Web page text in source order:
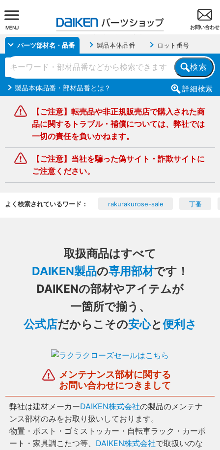
お問い合わせ
MENU
パーツ部材名・品番 製品本体品番 ロット番号
検索
詳細検索
製品本体品番・部材品番とは？
【ご注意】転売品や非正規販売店で購入された商
品に関するトラブル・補償については、弊社では
一切の責任を負いかねます。
【ご注意】当社を騙った偽サイト・詐欺サイトに
ご注意ください。
よく検索されているワード： rakurakurose-sale 丁番
取扱商品はすべて
DAIKEN製品の専用部材です！
DAIKENの部材やアイテムが
一箇所で揃う、
公式店だからこその安心と便利さ
メンテナンス部材に関する
お問い合わせにつきまして
弊社は建材メーカーDAIKEN株式会社の製品のメンテナ
ンス部材のみをお取り扱いしております。
物置・ポスト・ゴミストッカー・自転車ラック・カーポ
ート・家具調こたつ等、 DAIKEN株式会社で取扱いのな